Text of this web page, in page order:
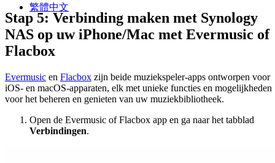
繁體中文
Stap 5: Verbinding maken met Synology
NAS op uw iPhone/Mac met Evermusic of
Flacbox
Evermusic en Flacbox zijn beide muziekspeler-apps ontworpen voor
iOS- en macOS-apparaten, elk met unieke functies en mogelijkheden
voor het beheren en genieten van uw muziekbibliotheek.
Open de Evermusic of Flacbox app en ga naar het tabblad
Verbindingen.